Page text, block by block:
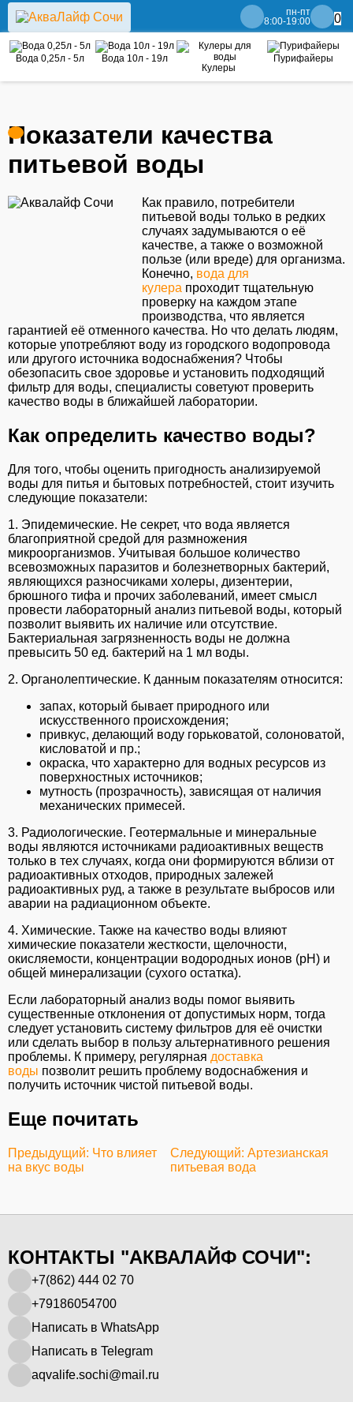
пн-пт
8:00-19:00
0
Вода 0,25л - 5л
Вода 10л - 19л
Кулеры
Пурифайеры
Показатели качества
питьевой воды
Как правило, потребители
питьевой воды только в редких
случаях задумываются о её
качестве, а также о возможной
пользе (или вреде) для организма.
Конечно, вода для
кулера проходит тщательную
проверку на каждом этапе
производства, что является
гарантией её отменного качества. Но что делать людям,
которые употребляют воду из городского водопровода
или другого источника водоснабжения? Чтобы
обезопасить свое здоровье и установить подходящий
фильтр для воды, специалисты советуют проверить
качество воды в ближайшей лаборатории.
Как определить качество воды?
Для того, чтобы оценить пригодность анализируемой
воды для питья и бытовых потребностей, стоит изучить
следующие показатели:
1. Эпидемические. Не секрет, что вода является
благоприятной средой для размножения
микроорганизмов. Учитывая большое количество
всевозможных паразитов и болезнетворных бактерий,
являющихся разносчиками холеры, дизентерии,
брюшного тифа и прочих заболеваний, имеет смысл
провести лабораторный анализ питьевой воды, который
позволит выявить их наличие или отсутствие.
Бактериальная загрязненность воды не должна
превысить 50 ед. бактерий на 1 мл воды.
2. Органолептические. К данным показателям относится:
запах, который бывает природного или
искусственного происхождения;
привкус, делающий воду горьковатой, солоноватой,
кисловатой и пр.;
окраска, что характерно для водных ресурсов из
поверхностных источников;
мутность (прозрачность), зависящая от наличия
механических примесей.
3. Радиологические. Геотермальные и минеральные
воды являются источниками радиоактивных веществ
только в тех случаях, когда они формируются вблизи от
радиоактивных отходов, природных залежей
радиоактивных руд, а также в результате выбросов или
аварии на радиационном объекте.
4. Химические. Также на качество воды влияют
химические показатели жесткости, щелочности,
окисляемости, концентрации водородных ионов (рН) и
общей минерализации (сухого остатка).
Если лабораторный анализ воды помог выявить
существенные отклонения от допустимых норм, тогда
следует установить систему фильтров для её очистки
или сделать выбор в пользу альтернативного решения
проблемы. К примеру, регулярная доставка
воды позволит решить проблему водоснабжения и
получить источник чистой питьевой воды.
Еще почитать
Следующий: Артезианская
питьевая вода
Предыдущий: Что влияет
на вкус воды
КОНТАКТЫ "АКВАЛАЙФ СОЧИ":
+7(862) 444 02 70
+79186054700
Написать в WhatsApp
Написать в Telegram
aqvalife.sochi@mail.ru